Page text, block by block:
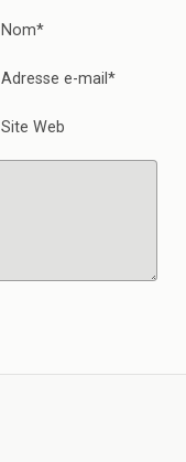
Nom*
Adresse e-mail*
Site Web